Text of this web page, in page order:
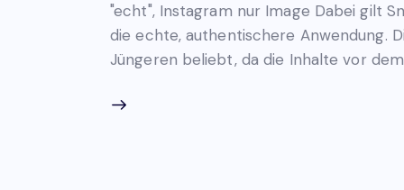
"echt", Instagram nur Image Dabei gilt
die echte, authentischere Anwendung.
Jüngeren beliebt, da die Inhalte vor